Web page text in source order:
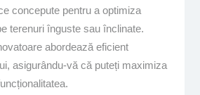
concepute pentru a optimiza
terenuri înguste sau înclinate.
abordează eficient
asigurându-vă că puteți maximiza